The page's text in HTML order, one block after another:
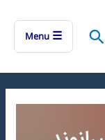
جستجو☰
Menu